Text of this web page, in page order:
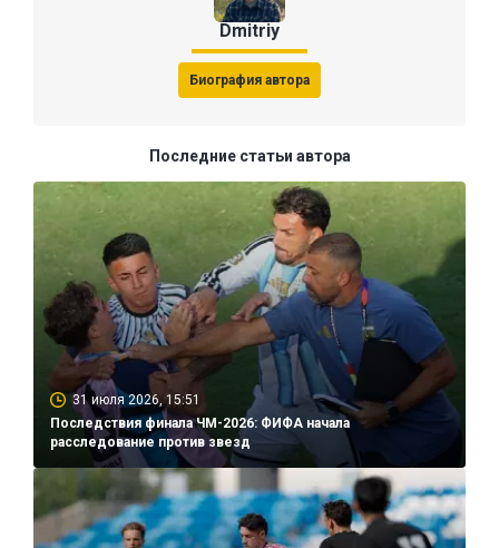
Dmitriy
Биография автора
Последние статьи автора
31 июля 2026, 15:51
Последствия финала ЧМ-2026: ФИФА начала
расследование против звезд